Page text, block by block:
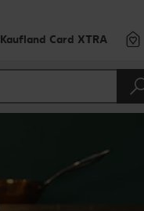
Kaufland Card XTRA